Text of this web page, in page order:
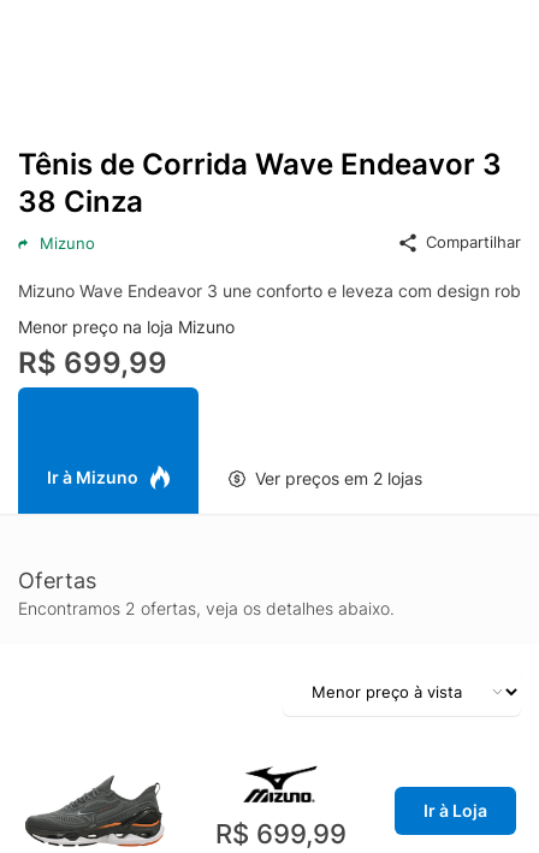
Tênis de Corrida Wave Endeavor 3
38 Cinza
Mizuno Compartilhar
Mizuno Wave Endeavor 3 une conforto e leveza com design
Menor preço na loja Mizuno
R$ 699,99
Ir à Mizuno Ver preços em 2 lojas
Ofertas
Encontramos 2 ofertas, veja os detalhes abaixo.
R$ 699,99
Ir à Loja